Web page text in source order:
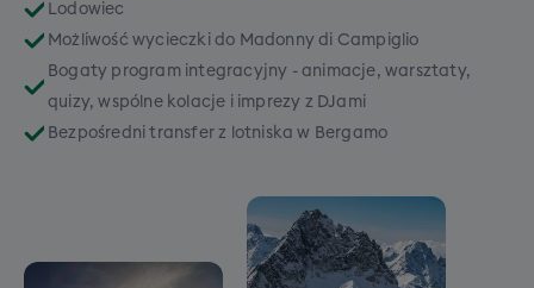
Lodowiec
Możliwość wycieczki do Madonny di Campiglio
Bogaty program integracyjny - animacje, warsztaty,
quizy, wspólne kolacje i imprezy z DJami
Bezpośredni transfer z lotniska w Bergamo